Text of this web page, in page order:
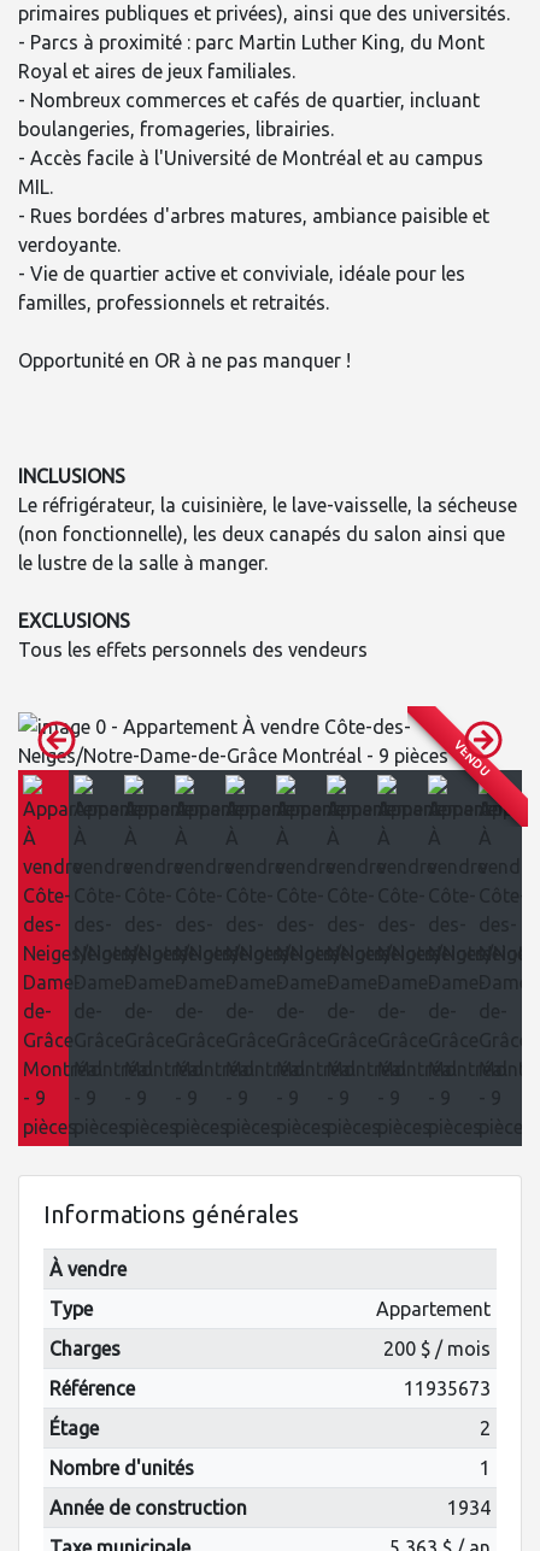
primaires publiques et privées), ainsi que des universités.
- Parcs à proximité : parc Martin Luther King, du Mont
Royal et aires de jeux familiales.
- Nombreux commerces et cafés de quartier, incluant
boulangeries, fromageries, librairies.
- Accès facile à l'Université de Montréal et au campus
MIL.
- Rues bordées d'arbres matures, ambiance paisible et
verdoyante.
- Vie de quartier active et conviviale, idéale pour les
familles, professionnels et retraités.
Opportunité en OR à ne pas manquer !
INCLUSIONS
Le réfrigérateur, la cuisinière, le lave-vaisselle, la sécheuse
(non fonctionnelle), les deux canapés du salon ainsi que
le lustre de la salle à manger.
EXCLUSIONS
Tous les effets personnels des vendeurs
VENDU
Informations générales
À vendre
Type
Appartement
Charges
200 $ / mois
Référence
11935673
Étage
2
Nombre d'unités
1
Année de construction
1934